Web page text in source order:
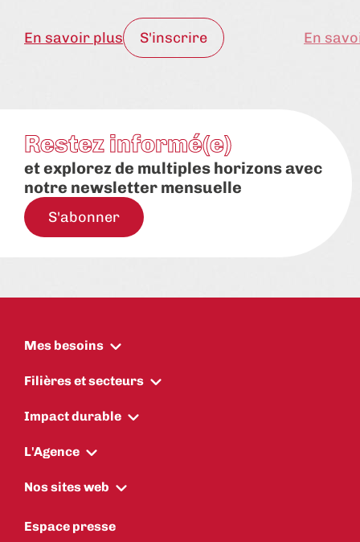
En savoir plus S'inscrire En
Restez informé(e)
et explorez de multiples horizons avec
notre newsletter mensuelle
S'abonner
Mes besoins
Filières et secteurs
Impact durable
L'Agence
Nos sites web
Espace presse